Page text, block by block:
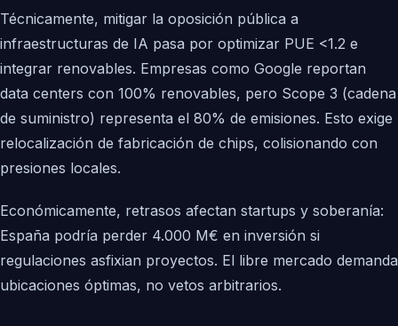
Técnicamente, mitigar la oposición pública a
infraestructuras de IA pasa por optimizar PUE <1.2 e
integrar renovables. Empresas como Google reportan
data centers con 100% renovables, pero Scope 3 (cadena
de suministro) representa el 80% de emisiones. Esto exige
relocalización de fabricación de chips, colisionando con
presiones locales.
Económicamente, retrasos afectan startups y soberanía:
España podría perder 4.000 M€ en inversión si
regulaciones asfixian proyectos. El libre mercado demanda
ubicaciones óptimas, no vetos arbitrarios.